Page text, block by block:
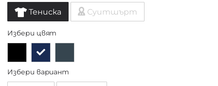
Тениска Суитшърт
Избери цвят
Избери вариант